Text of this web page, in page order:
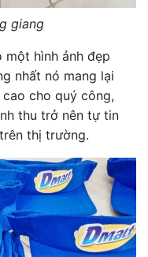
giang
hình ảnh đẹp
nhất nó mang lại
cho quý công,
thu trở nên tự tin
thị trường.